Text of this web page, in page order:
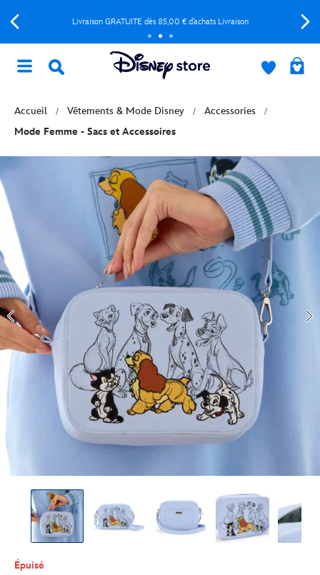
Livraison GRATUITE dès 85,00 € d’achats Livraison
Accueil Vêtements & Mode Disney
Accessories
Mode Femme - Sacs et Accessoires
Épuisé